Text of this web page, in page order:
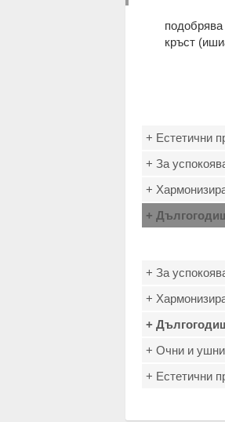
подобрява
кръст
+ Естетични
+ За
+
+
+ За
+
+
+ Очни и
+ Естетични